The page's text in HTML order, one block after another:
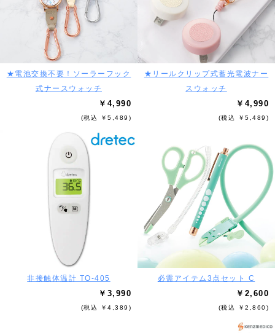
★電池交換不要！ソーラーフック
式ナースウォッチ
￥4,990
(税込 ￥5,489)
★リールクリップ式蓄光電波ナー
スウォッチ
￥4,990
(税込 ￥5,489)
非接触体温計 TO-405
￥3,990
(税込 ￥4,389)
必需アイテム3点セット C
￥2,600
(税込 ￥2,860)